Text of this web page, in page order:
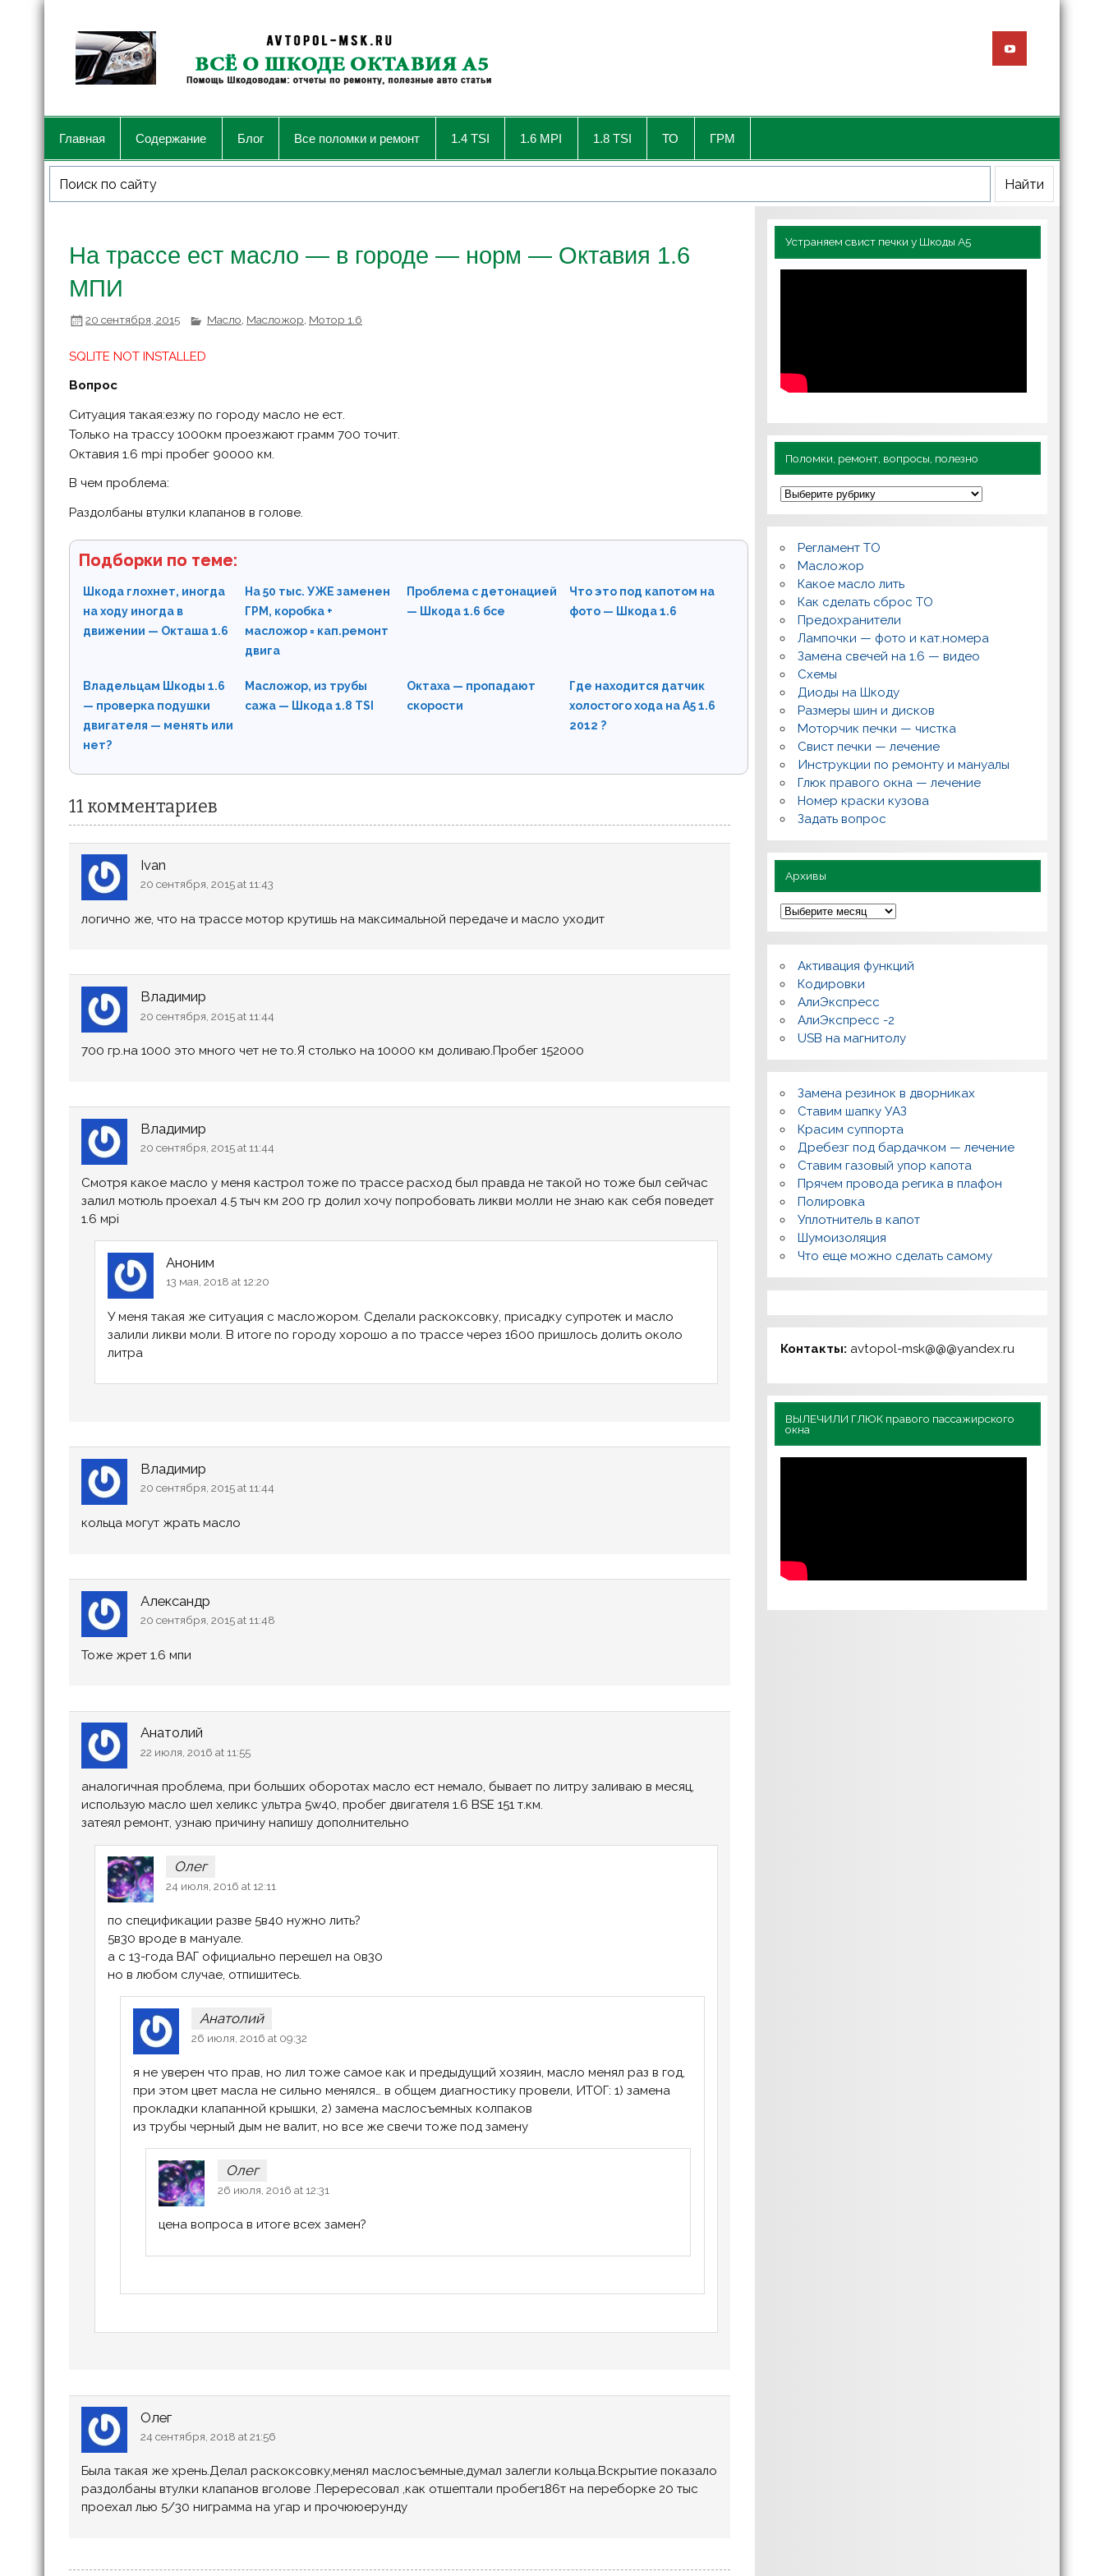
Главная Содержание Блог Все поломки и ремонт 1.4 TSI 1.6 MPI 1.8 TSI ТО ГРМ
На трассе ест масло — в городе — норм — Октавия 1.6
МПИ
20 сентября, 2015 Масло Масложор Мотор 1.6
SQLITE NOT INSTALLED
Вопрос
Ситуация такая:езжу по городу масло не ест.
Только на трассу 1000км проезжают грамм 700 точит.
Октавия 1.6 mpi пробег 90000 км.
В чем проблема:
Раздолбаны втулки клапанов в голове.
Подборки по теме:
Шкода глохнет, иногда
на ходу иногда в
движении — Окташа 1.6
На 50 тыс. УЖЕ заменен
ГРМ, коробка +
масложор = кап.ремонт
двига
Проблема с детонацией
— Шкода 1.6 бсе
Что это под капотом на
фото — Шкода 1.6
Владельцам Шкоды 1.6
— проверка подушки
двигателя — менять или
нет?
Масложор, из трубы
сажа — Шкода 1.8 TSI
Октаха — пропадают
скорости
Где находится датчик
холостого хода на А5 1.6
2012 ?
11 комментариев
Ivan
20 сентября, 2015 at 11:43
логично же, что на трассе мотор крутишь на максимальной передаче и масло уходит
Владимир
20 сентября, 2015 at 11:44
700 гр.на 1000 это много чет не то.Я столько на 10000 км доливаю.Пробег 152000
Владимир
20 сентября, 2015 at 11:44
Смотря какое масло у меня кастрол тоже по трассе расход был правда не такой но тоже был сейчас
залил мотюль проехал 4.5 тыч км 200 гр долил хочу попробовать ликви молли не знаю как себя поведет
1.6 мрi
Аноним
13 мая, 2018 at 12:20
У меня такая же ситуация с масложором. Сделали раскоксовку, присадку супротек и масло
залили ликви моли. В итоге по городу хорошо а по трассе через 1600 пришлось долить около
литра
Владимир
20 сентября, 2015 at 11:44
кольца могут жрать масло
Александр
20 сентября, 2015 at 11:48
Тоже жрет 1.6 мпи
Анатолий
22 июля, 2016 at 11:55
аналогичная проблема, при больших оборотах масло ест немало, бывает по литру заливаю в месяц,
использую масло шел хеликс ультра 5w40, пробег двигателя 1.6 BSE 151 т.км.
затеял ремонт, узнаю причину напишу дополнительно
Олег
24 июля, 2016 at 12:11
по спецификации разве 5в40 нужно лить?
5в30 вроде в мануале.
а с 13-года ВАГ официально перешел на 0в30
но в любом случае, отпишитесь.
Анатолий
26 июля, 2016 at 09:32
я не уверен что прав, но лил тоже самое как и предыдущий хозяин, масло менял раз в год,
при этом цвет масла не сильно менялся… в общем диагностику провели, ИТОГ: 1) замена
прокладки клапанной крышки, 2) замена маслосъемных колпаков
из трубы черный дым не валит, но все же свечи тоже под замену
Олег
26 июля, 2016 at 12:31
цена вопроса в итоге всех замен?
Олег
24 сентября, 2018 at 21:56
Была такая же хрень.Делал раскоксовку,менял маслосъемные,думал залегли кольца.Вскрытие показало
раздолбаны втулки клапанов вголове .Перересовал ,как отшептали пробег186т на переборке 20 тыс
проехал лью 5/30 ниграмма на угар и прочююерунду
Устраняем свист печки у Шкоды А5
Поломки, ремонт, вопросы, полезно
П
о
л
о
к
и
р
е
м
о
н
т
,
в
о
р
о
ы
,
о
л
з
Регламент ТО
Масложор
Какое масло лить
Как сделать сброс ТО
Предохранители
Лампочки — фото и кат.номера
Замена свечей на 1.6 — видео
Схемы
Диоды на Шкоду
Размеры шин и дисков
Моторчик печки — чистка
Свист печки — лечение
Инструкции по ремонту и мануалы
Глюк правого окна — лечение
Номер краски кузова
Задать вопрос
Архивы
А
р
х
и
ы
Активация функций
Кодировки
АлиЭкспресс
АлиЭкспресс -2
USB на магнитолу
Замена резинок в дворниках
Ставим шапку УАЗ
Красим суппорта
Дребезг под бардачком — лечение
Ставим газовый упор капота
Прячем провода регика в плафон
Полировка
Уплотнитель в капот
Шумоизоляция
Что еще можно сделать самому
Контакты: avtopol-msk@@@yandex.ru
ВЫЛЕЧИЛИ ГЛЮК правого пассажирского
окна